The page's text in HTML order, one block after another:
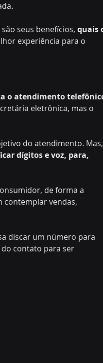
seus benefícios, quais
experiência para o
o atendimento
eletrônica, mas o
do atendimento.
dígitos e voz, para,
de forma a
contemplar vendas,
discar um número para
contato para ser